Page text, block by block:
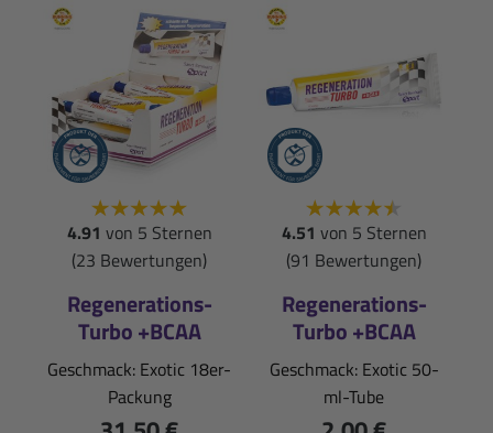
4.91 von 5 Sternen
(23 Bewertungen)
Regenerations-
Turbo +BCAA
Geschmack: Exotic 18er-
Packung
4.51 von 5 Sternen
(91 Bewertungen)
Regenerations-
Turbo +BCAA
Geschmack: Exotic 50-
ml-Tube